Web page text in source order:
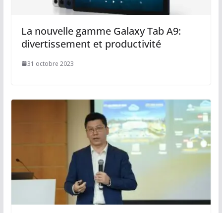
La nouvelle gamme Galaxy Tab A9:
divertissement et productivité
31 octobre 2023